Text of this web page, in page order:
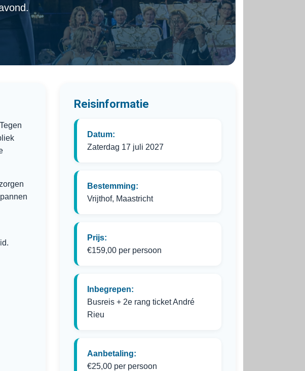
Reisinformatie
Datum:
Zaterdag 17 juli 2027
Bestemming:
Vrijthof, Maastricht
Prijs:
€159,00 per persoon
Inbegrepen:
Busreis + 2e rang ticket André
Rieu
Aanbetaling:
€25,00 per persoon